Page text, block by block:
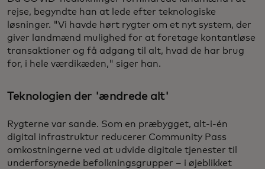
rejse, begyndte han at lede efter teknologiske
løsninger. "Vi havde hørt rygter om et nyt system, der
giver landmænd mulighed for at foretage kontantløse
transaktioner og få adgang til alt, hvad de har brug
for, i hele værdikæden," siger han.
Teknologien der 'ændrede alt'
Rygterne var sande. Som en præbygget, alt-i-én
digital infrastruktur reducerer Community Pass
omkostningerne ved at udvide digitale tjenester til
underforsynede befolkningsgrupper – i øjeblikket